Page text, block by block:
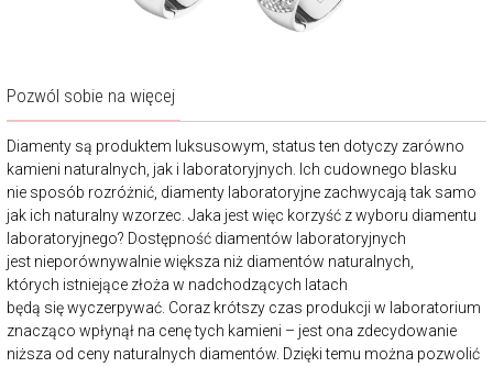
Pozwól sobie na więcej
Diamenty są produktem luksusowym, status ten dotyczy zarówno
kamieni naturalnych, jak i laboratoryjnych. Ich cudownego blasku
nie sposób rozróżnić, diamenty laboratoryjne zachwycają tak samo
jak ich naturalny wzorzec. Jaka jest więc korzyść z wyboru diamentu
laboratoryjnego? Dostępność diamentów laboratoryjnych
jest nieporównywalnie większa niż diamentów naturalnych,
których istniejące złoża w nadchodzących latach
będą się wyczerpywać. Coraz krótszy czas produkcji w laboratorium
znacząco wpłynął na cenę tych kamieni – jest ona zdecydowanie
niższa od ceny naturalnych diamentów. Dzięki temu można pozwolić